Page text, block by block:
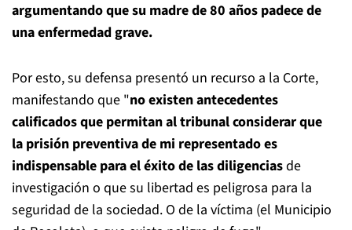
argumentando que su madre de 80 años padece de
una enfermedad grave.
Por esto, su defensa presentó un recurso a la Corte,
manifestando que "no existen antecedentes
calificados que permitan al tribunal considerar que
la prisión preventiva de mi representado es
indispensable para el éxito de las diligenciasde
investigación o que su libertad es peligrosa para la
seguridad de la sociedad. O de la víctima (el Municipio